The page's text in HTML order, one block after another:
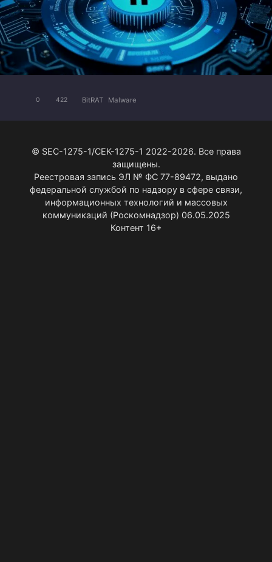
0 422 BitRAT Malware
© SEC-1275-1/СЕК-1275-1 2022-2026. Все права
защищены.
Реестровая запись ЭЛ № ФС 77-89472, выдано
федеральной службой по надзору в сфере связи,
информационных технологий и массовых
коммуникаций (Роскомнадзор) 06.05.2025
Контент 16+